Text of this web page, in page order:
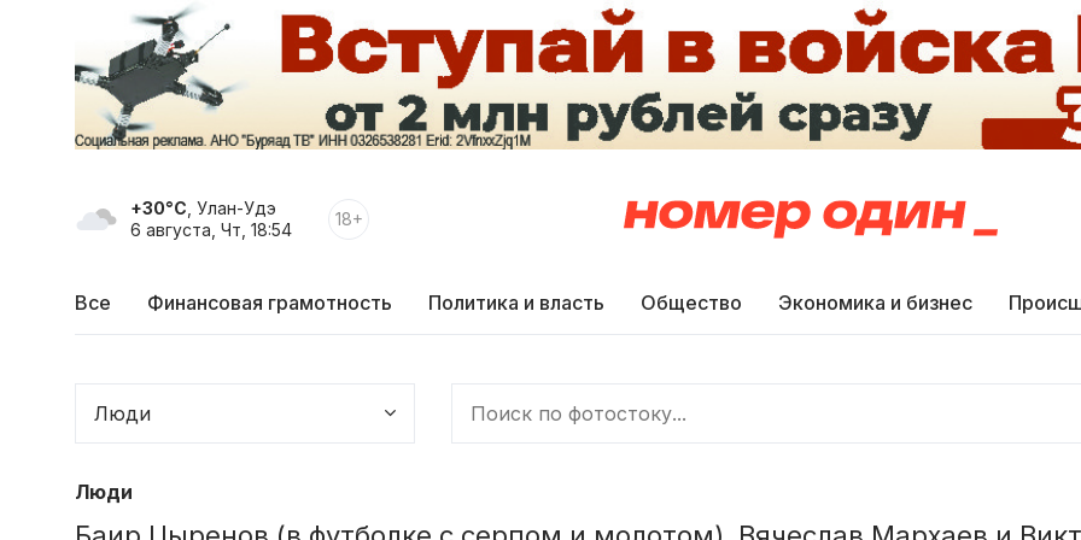
+30°C , Улан-Удэ
6 августа, Чт, 18:54
18+
Все Финансовая грамотность Политика и власть Общество Экономика и бизнес
Люди